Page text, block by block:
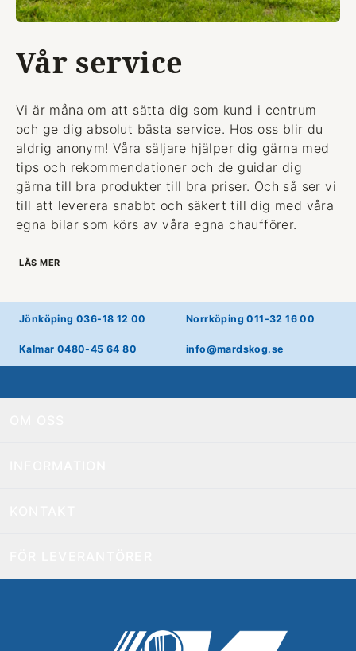
Vår service
Vi är måna om att sätta dig som kund i centrum
och ge dig absolut bästa service. Hos oss blir du
aldrig anonym! Våra säljare hjälper dig gärna med
tips och rekommendationer och de guidar dig
gärna till bra produkter till bra priser. Och så ser vi
till att leverera snabbt och säkert till dig med våra
egna bilar som körs av våra egna chaufförer.
LÄS MER
Jönköping 036-18 12 00 Norrköping 011-32 16 00
Kalmar 0480-45 64 80 info@mardskog.se